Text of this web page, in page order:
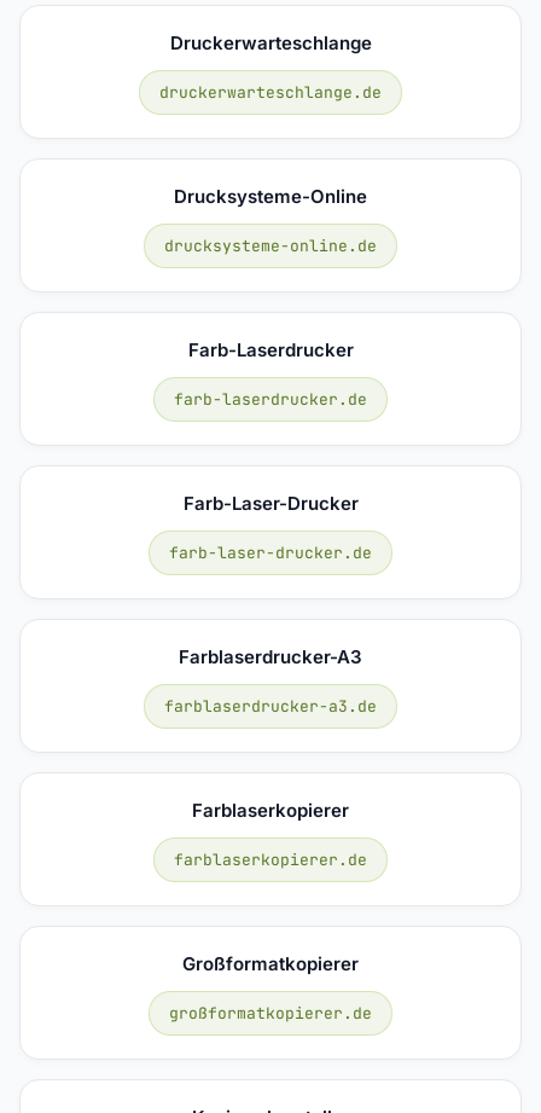
Druckerwarteschlange
druckerwarteschlange.de
Drucksysteme-Online
drucksysteme-online.de
Farb-Laserdrucker
farb-laserdrucker.de
Farb-Laser-Drucker
farb-laser-drucker.de
Farblaserdrucker-A3
farblaserdrucker-a3.de
Farblaserkopierer
farblaserkopierer.de
Großformatkopierer
großformatkopierer.de